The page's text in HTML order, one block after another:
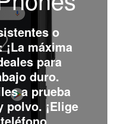
o
¡La máxima
para
duro.
a prueba
polvo. ¡Elige